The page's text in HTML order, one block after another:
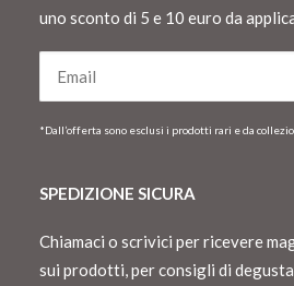
uno sconto di 5 e 10 euro da
*Dall’offerta sono esclusi i prodotti rari e da
SPEDIZIONE SICURA
Chiamaci o scrivici per ricevere
sui prodotti, per consigli di